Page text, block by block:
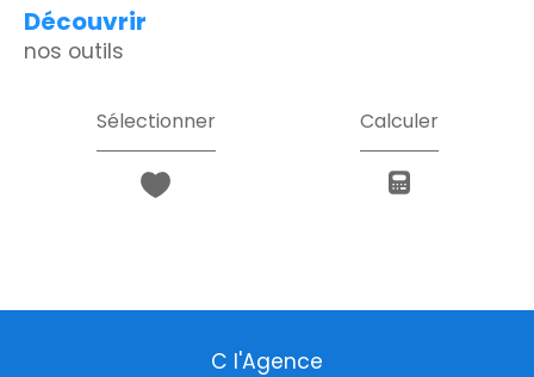
découvrir
nos outils
Sélectionner Calculer
C l'Agence